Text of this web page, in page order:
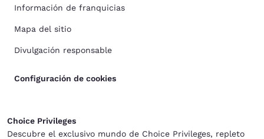
Información de franquicias
Mapa del sitio
Divulgación responsable
Configuración de cookies
Choice Privileges
Descubre el exclusivo mundo de Choice Privileges, repleto